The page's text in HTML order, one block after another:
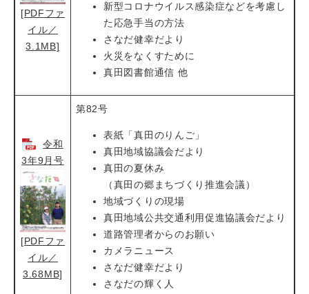
[PDFファ
イル／
3.1MB]
新型コロナウイルス感染症などを考慮し
た応急手当の方法
さなだ健幸だより
火災をなくすために
真田図書館通信 他
令和
3年9月号
[PDFファ
イル／
3.68MB]
第82号
表紙「真田のりんご」
真田地域協議会だより
真田の夏休み
（真田の郷まちづくり推進会議）
地域づくりの現場
真田地域公共交通利用促進協議会だより
道路管理者からのお願い
カメラニュース
さなだ健幸だより
さなだの輝く人